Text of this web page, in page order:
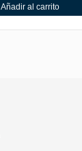
Añadir al carrito